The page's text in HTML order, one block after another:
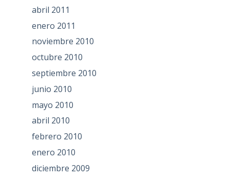
abril 2011
enero 2011
noviembre 2010
octubre 2010
septiembre 2010
junio 2010
mayo 2010
abril 2010
febrero 2010
enero 2010
diciembre 2009